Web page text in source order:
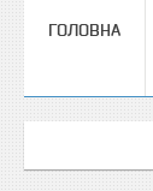
ГОЛОВНА